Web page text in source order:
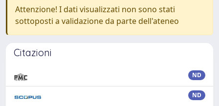
Attenzione! I dati visualizzati non sono stati
sottoposti a validazione da parte dell'ateneo
Citazioni
ND
ND